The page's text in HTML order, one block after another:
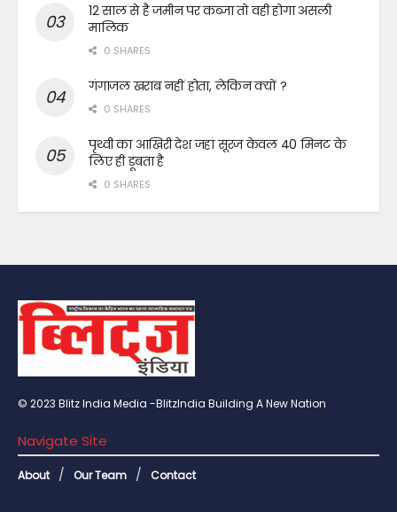
12 साल से है जमीन पर कब्जा तो वही होगा असली
मालिक
0 SHARES
गंगाजल खराब नहीं होता, लेकिन क्यों ?
0 SHARES
पृथ्वी का आखिरी देश जहां सूरज केवल 40 मिनट के
लिए ही डूबता है
0 SHARES
© 2023 Blitz India Media -BlitzIndia Building A New Nation
Navigate Site
About Our Team Contact